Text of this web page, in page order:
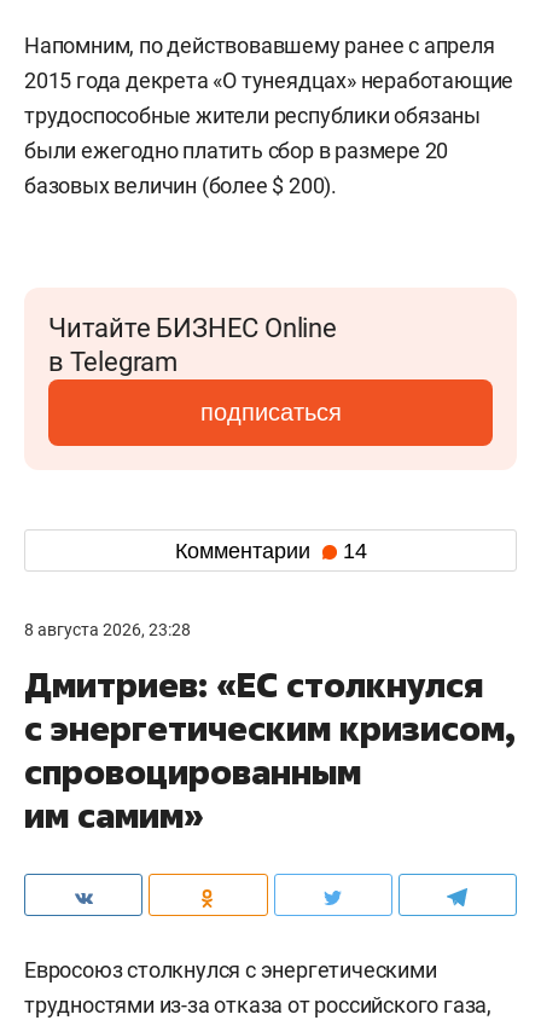
Напомним, по действовавшему ранее с апреля
2015 года декрета «О тунеядцах» неработающие
трудоспособные жители республики обязаны
были ежегодно платить сбор в размере 20
базовых величин (более $ 200).
Читайте БИЗНЕС Online
в Telegram
подписаться
Комментарии 14
8 августа 2026, 23:28
Дмитриев: «ЕС столкнулся
с энергетическим кризисом,
спровоцированным
им самим»
Евросоюз столкнулся с энергетическими
трудностями из-за отказа от российского газа,